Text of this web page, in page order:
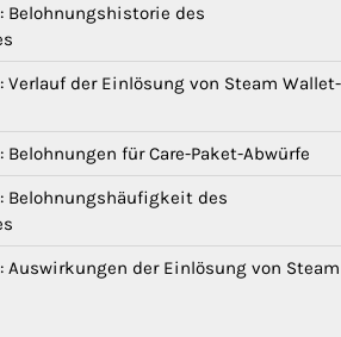
Belohnungshistorie des
Verlauf der Einlösung von Steam Wallet-
für Care-Paket-Abwürfe
Belohnungshäufigkeit des
Auswirkungen der Einlösung von Steam